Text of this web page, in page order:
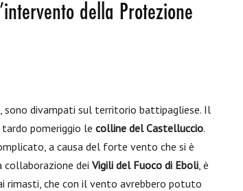
della Protezione
sono divampati sul territorio battipagliese. Il
pomeriggio le colline del Castelluccio.
a causa del forte vento che si è
dei Vigili del Fuoco di Eboli, è
rimasti, che con il vento avrebbero potuto